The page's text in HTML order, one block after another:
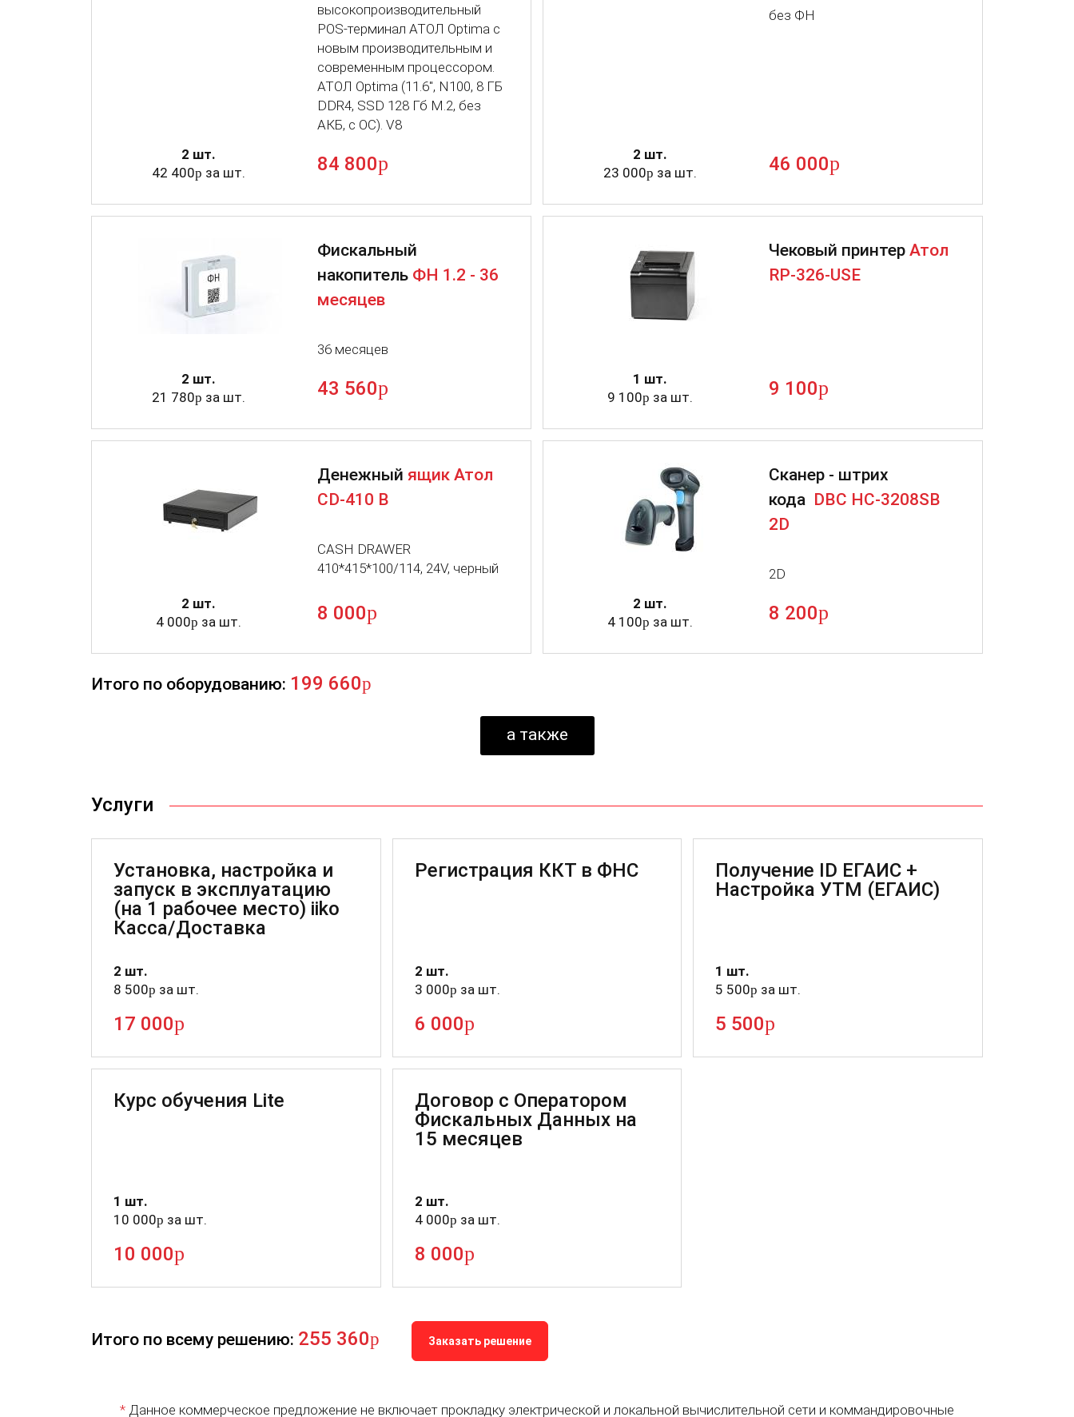
высокопроизводительный
POS-терминал АТОЛ Optima с
новым производительным и
современным процессором.
АТОЛ Optima (11.6", N100, 8 ГБ
DDR4, SSD 128 Гб M.2, без
АКБ, c ОС). V8
2 шт.
42 400p за шт. 84 800p
без ФН
2 шт.
23 000p за шт. 46 000p
Фискальный
накопительФН 1.2 - 36
месяцев
36 месяцев
2 шт.
21 780p за шт. 43 560p
Чековый принтерАтол
RP-326-USE
1 шт.
9 100p за шт. 9 100p
Денежный ящик Атол
CD-410 B
CASH DRAWER
410*415*100/114, 24V, черный
2 шт.
4 000p за шт. 8 000p
Сканер - штрих
кода DBC HC-3208SB
2D
2D
2 шт.
4 100p за шт. 8 200p
Итого по оборудованию: 199 660p
а также
Услуги
Установка, настройка и
запуск в эксплуатацию
(на 1 рабочее место) iiko
Касса/Доставка
2 шт.
8 500p за шт.
17 000p
Регистрация ККТ в ФНС
2 шт.
3 000p за шт.
6 000p
Получение ID ЕГАИС +
Настройка УТМ (ЕГАИС)
1 шт.
5 500p за шт.
5 500p
Курс обучения Lite
1 шт.
10 000p за шт.
10 000p
Договор с Оператором
Фискальных Данных на
15 месяцев
2 шт.
4 000p за шт.
8 000p
Итого по всему решению: 255 360p Заказать решение
* Данное коммерческое предложение не включает прокладку электрической и локальной вычислительной сети и коммандировочные